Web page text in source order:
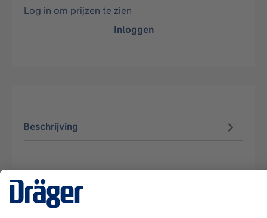
Log in om prijzen te zien
Inloggen
Beschrijving